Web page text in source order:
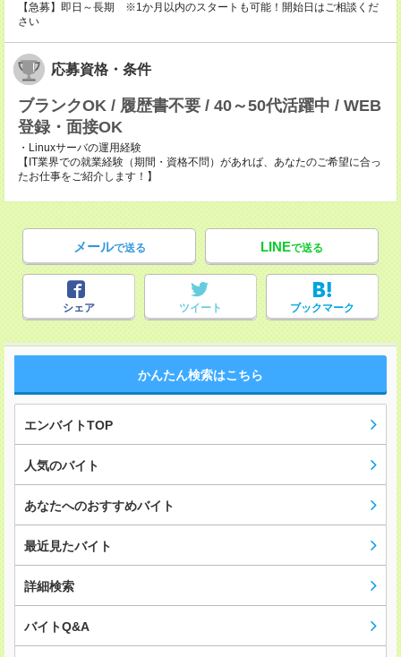
【急募】即日～長期 ※1か月以内のスタートも可能！開始日はご相談くだ
さい
応募資格・条件
ブランクOK / 履歴書不要 / 40～50代活躍中 / WEB
登録・面接OK
・Linuxサーバの運用経験
【IT業界での就業経験（期間・資格不問）があれば、あなたのご希望に合っ
たお仕事をご紹介します！】
メールで送る LINEで送る
シェア ツイート ブックマーク
かんたん検索はこちら
エンバイトTOP
人気のバイト
あなたへのおすすめバイト
最近見たバイト
詳細検索
バイトQ&A